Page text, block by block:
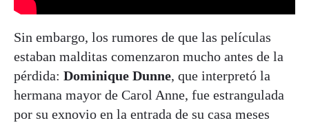
Sin embargo, los rumores de que las películas
estaban malditas comenzaron mucho antes de la
pérdida: Dominique Dunne, que interpretó la
hermana mayor de Carol Anne, fue estrangulada
por su exnovio en la entrada de su casa meses